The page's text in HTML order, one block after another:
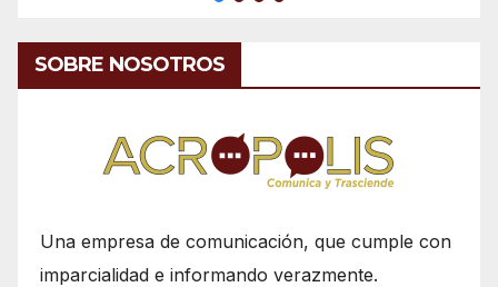
SOBRE NOSOTROS
Una empresa de comunicación, que cumple con
imparcialidad e informando verazmente.